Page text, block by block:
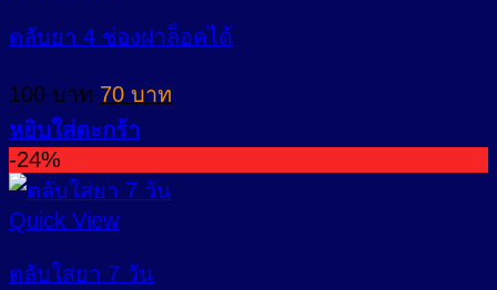
ตลับยา 4 ช่องฝาล็อคได้
100บาท Original
price
was:
100 บาท.
70 บาท
70 บาท.
หยิบใส่ตะกร้า
-24%
Quick View
ตลับใส่ยา 7 วัน